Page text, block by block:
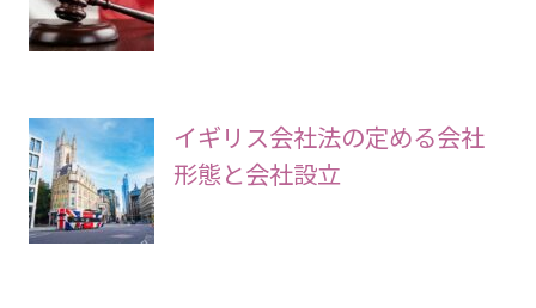
イギリス会社法の定める会社
形態と会社設立